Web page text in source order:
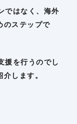
ではなく、海外
のステップで
援を行うのでし
します。